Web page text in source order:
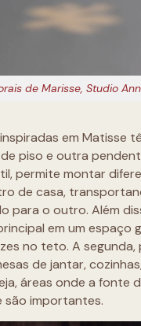
de Marisse, Studio
em Matisse
piso e outra
permite montar
de casa,
para o outro. Além
em um espaço
no teto. A segunda,
de jantar,
áreas onde a fonte
são importantes.